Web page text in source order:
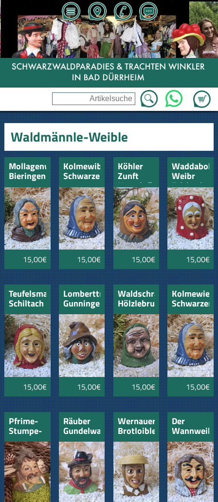
Zum
WhatsApp
Waldmännle-Weible
Mollagenweible
Bieringen
15,00€
Kolmewible
Schwarzenbach
15,00€
Köhler
Zunft
Unterbränd
15,00€
Waddabolle
Weibr
15,00€
Teufelsmagd
Schiltach
15,00€
Lomberttrolls
Gunningen
15,00€
Waldschrättle
Hölzlebruck
15,00€ 15,00€
Pfrime-
Stumpe-
Tennenbronn
Räuber
Gundelwangen
Wernauer
Brotloible
Der
Wannweiler
Wannweil